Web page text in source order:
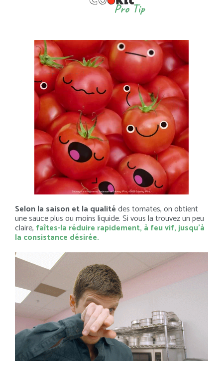
Pro Tip
Selon la saison et la qualitédes tomates, on obtient
une sauce plus ou moins liquide. Si vous la trouvez un peu
claire, faîtes-la réduire rapidement, à feu vif, jusqu’à
la consistance désirée.